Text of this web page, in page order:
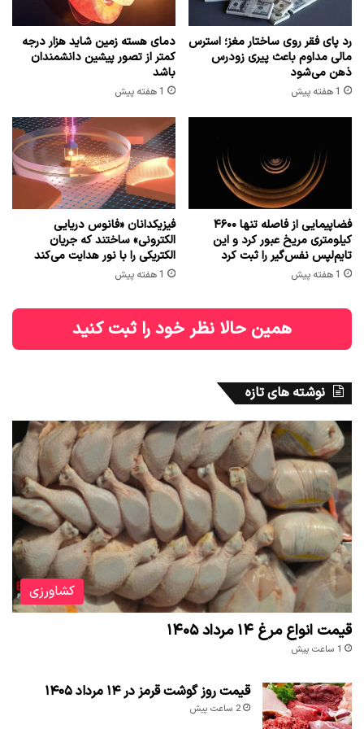
رد پای فقر روی ساختار مغز؛ استرس
مالی مداوم باعث پیری زودرس
ذهن می‌شود
1 هفته پیش
دمای هسته زمین شاید هزار درجه
کمتر از تصور پیشین دانشمندان
باشد
1 هفته پیش
فضاپیمایی از فاصله تنها ۴۶۰۰
کیلومتری مریخ عبور کرد و این
تایم‌لپس نفس‌گیر را ثبت کرد
1 هفته پیش
فیزیکدانان «فانوس دریایی
الکترونی» ساختند که جریان
الکتریکی را با نور هدایت می‌کند
1 هفته پیش
همین حالا نظر خود را ثبت کنید
نوشته های تازه
کشاورزی
قیمت انواع مرغ ۱۴ مرداد ۱۴۰۵
1 ساعت پیش
قیمت روز گوشت قرمز در ۱۴ مرداد ۱۴۰۵
2 ساعت پیش